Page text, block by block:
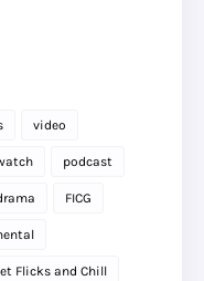
video
podcast
FICG
Flicks and Chill